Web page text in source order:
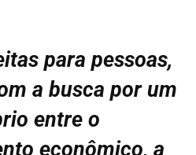
para pessoas,
a busca por um
entre o
econômico, a